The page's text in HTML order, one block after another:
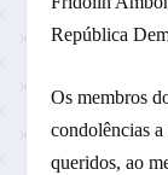
República
Os membros
condolências
queridos, ao